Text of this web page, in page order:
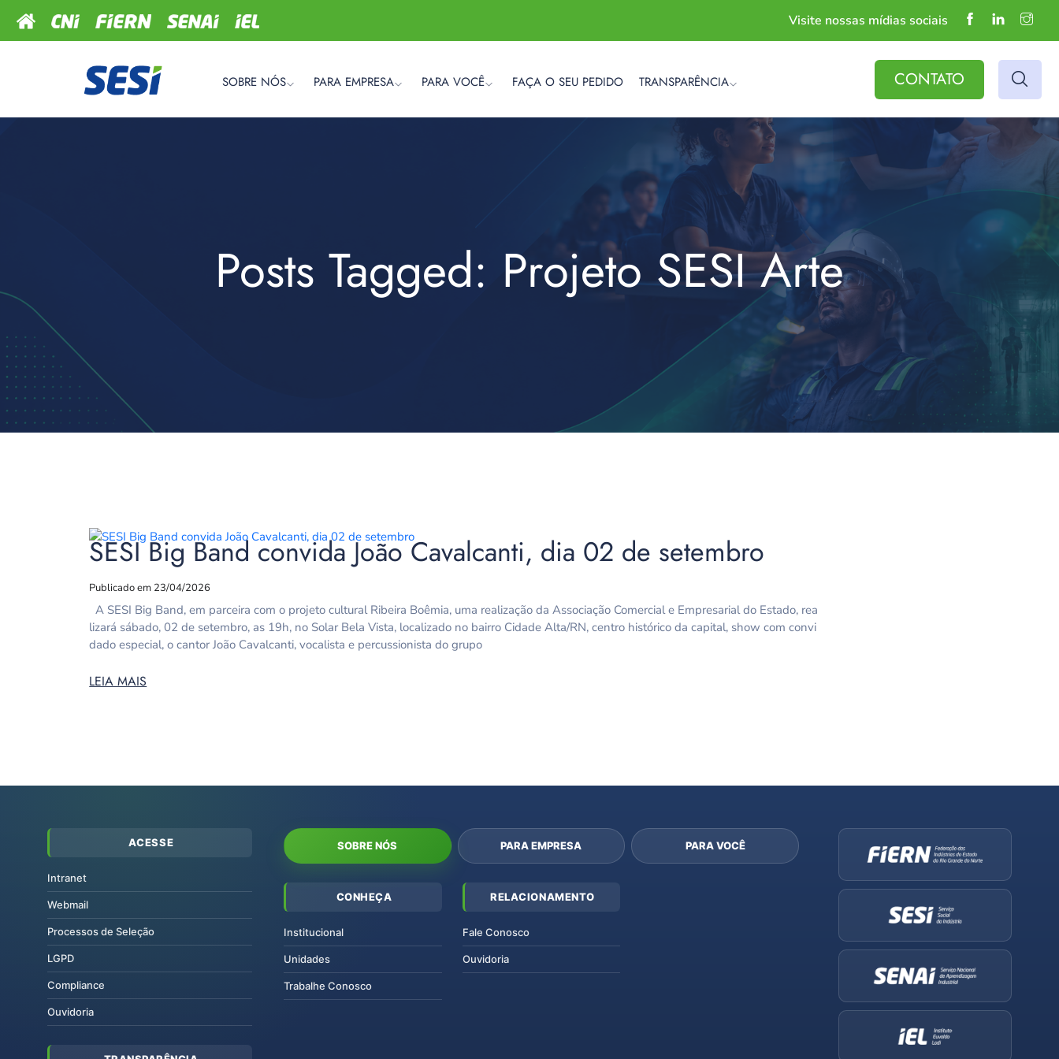
Visite nossas mídias sociais
SOBRE NÓS PARA EMPRESA PARA VOCÊ FAÇA O SEU PEDIDO TRANSPARÊNCIA CONTATO
Posts Tagged: Projeto SESI Arte
SESI Big Band convida João Cavalcanti, dia 02 de setembro
Publicado em 23/04/2026
A SESI Big Band, em parceira com o projeto cultural Ribeira Boêmia, uma realização da Associação Comercial e Empresarial do Estado, rea
lizará sábado, 02 de setembro, as 19h, no Solar Bela Vista, localizado no bairro Cidade Alta/RN, centro histórico da capital, show com convi
dado especial, o cantor João Cavalcanti, vocalista e percussionista do grupo
LEIA MAIS
ACESSE
Intranet
Webmail
Processos de Seleção
LGPD
Compliance
Ouvidoria
SOBRE NÓS PARA EMPRESA PARA VOCÊ
CONHEÇA
Institucional
Unidades
Trabalhe Conosco
RELACIONAMENTO
Fale Conosco
Ouvidoria